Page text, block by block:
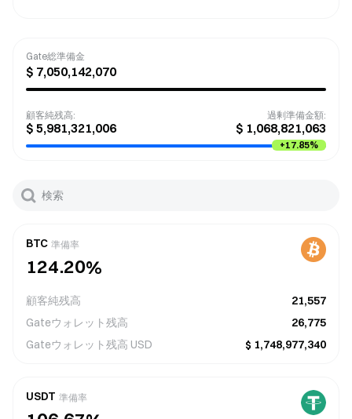
Gate総準備金
$ 7,050,142,070
顧客純残高:
$ 5,981,321,006
過剰準備金額:
$ 1,068,821,063
+17.85%
BTC 準備率
1
2
5
6
8
90
2
3
6
7
91
2
4
5
8
9.
0
2
3
6
7
9
0%
顧客純残高
21,557
Gateウォレット残高
26,775
Gateウォレット残高 USD $ 1,748,977,340
USDT 準備率
2
5 0
7 0
71
8